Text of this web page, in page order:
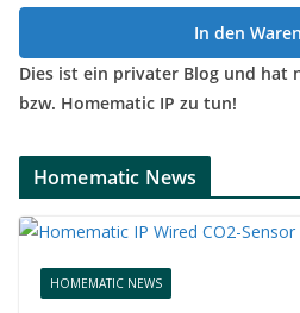
In den
Dies ist ein privater Blog und hat
bzw. Homematic IP zu tun!
Homematic News
HOMEMATIC NEWS